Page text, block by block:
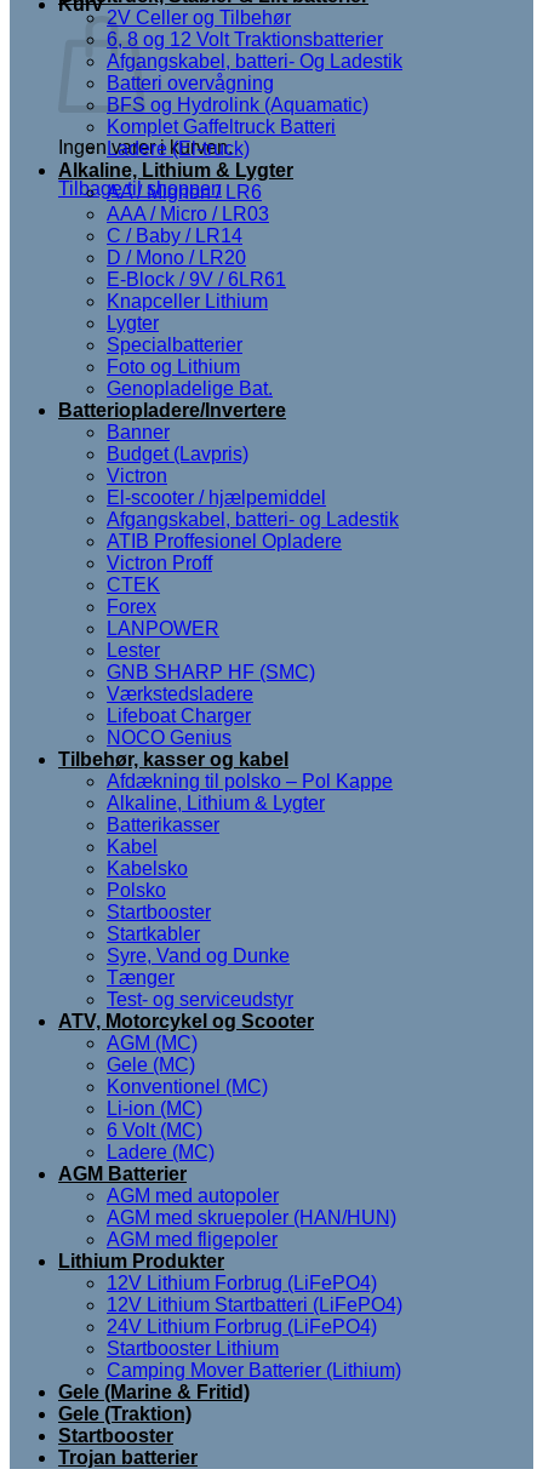
Kurv
Ingen varer i kurven.
Tilbage til shoppen
2V Celler og Tilbehør
6, 8 og 12 Volt Traktionsbatterier
Afgangskabel, batteri- Og Ladestik
Batteri overvågning
BFS og Hydrolink (Aquamatic)
Komplet Gaffeltruck Batteri
Ladere (El-truck)
Alkaline, Lithium & Lygter
AA / Mignon / LR6
AAA / Micro / LR03
C / Baby / LR14
D / Mono / LR20
E-Block / 9V / 6LR61
Knapceller Lithium
Lygter
Specialbatterier
Foto og Lithium
Genopladelige Bat.
Batteriopladere/Invertere
Banner
Budget (Lavpris)
Victron
El-scooter / hjælpemiddel
Afgangskabel, batteri- og Ladestik
ATIB Proffesionel Opladere
Victron Proff
CTEK
Forex
LANPOWER
Lester
GNB SHARP HF (SMC)
Værkstedsladere
Lifeboat Charger
NOCO Genius
Tilbehør, kasser og kabel
Afdækning til polsko – Pol Kappe
Alkaline, Lithium & Lygter
Batterikasser
Kabel
Kabelsko
Polsko
Startbooster
Startkabler
Syre, Vand og Dunke
Tænger
Test- og serviceudstyr
ATV, Motorcykel og Scooter
AGM (MC)
Gele (MC)
Konventionel (MC)
Li-ion (MC)
6 Volt (MC)
Ladere (MC)
AGM Batterier
AGM med autopoler
AGM med skruepoler (HAN/HUN)
AGM med fligepoler
Lithium Produkter
12V Lithium Forbrug (LiFePO4)
12V Lithium Startbatteri (LiFePO4)
24V Lithium Forbrug (LiFePO4)
Startbooster Lithium
Camping Mover Batterier (Lithium)
Gele (Marine & Fritid)
Gele (Traktion)
Startbooster
Trojan batterier